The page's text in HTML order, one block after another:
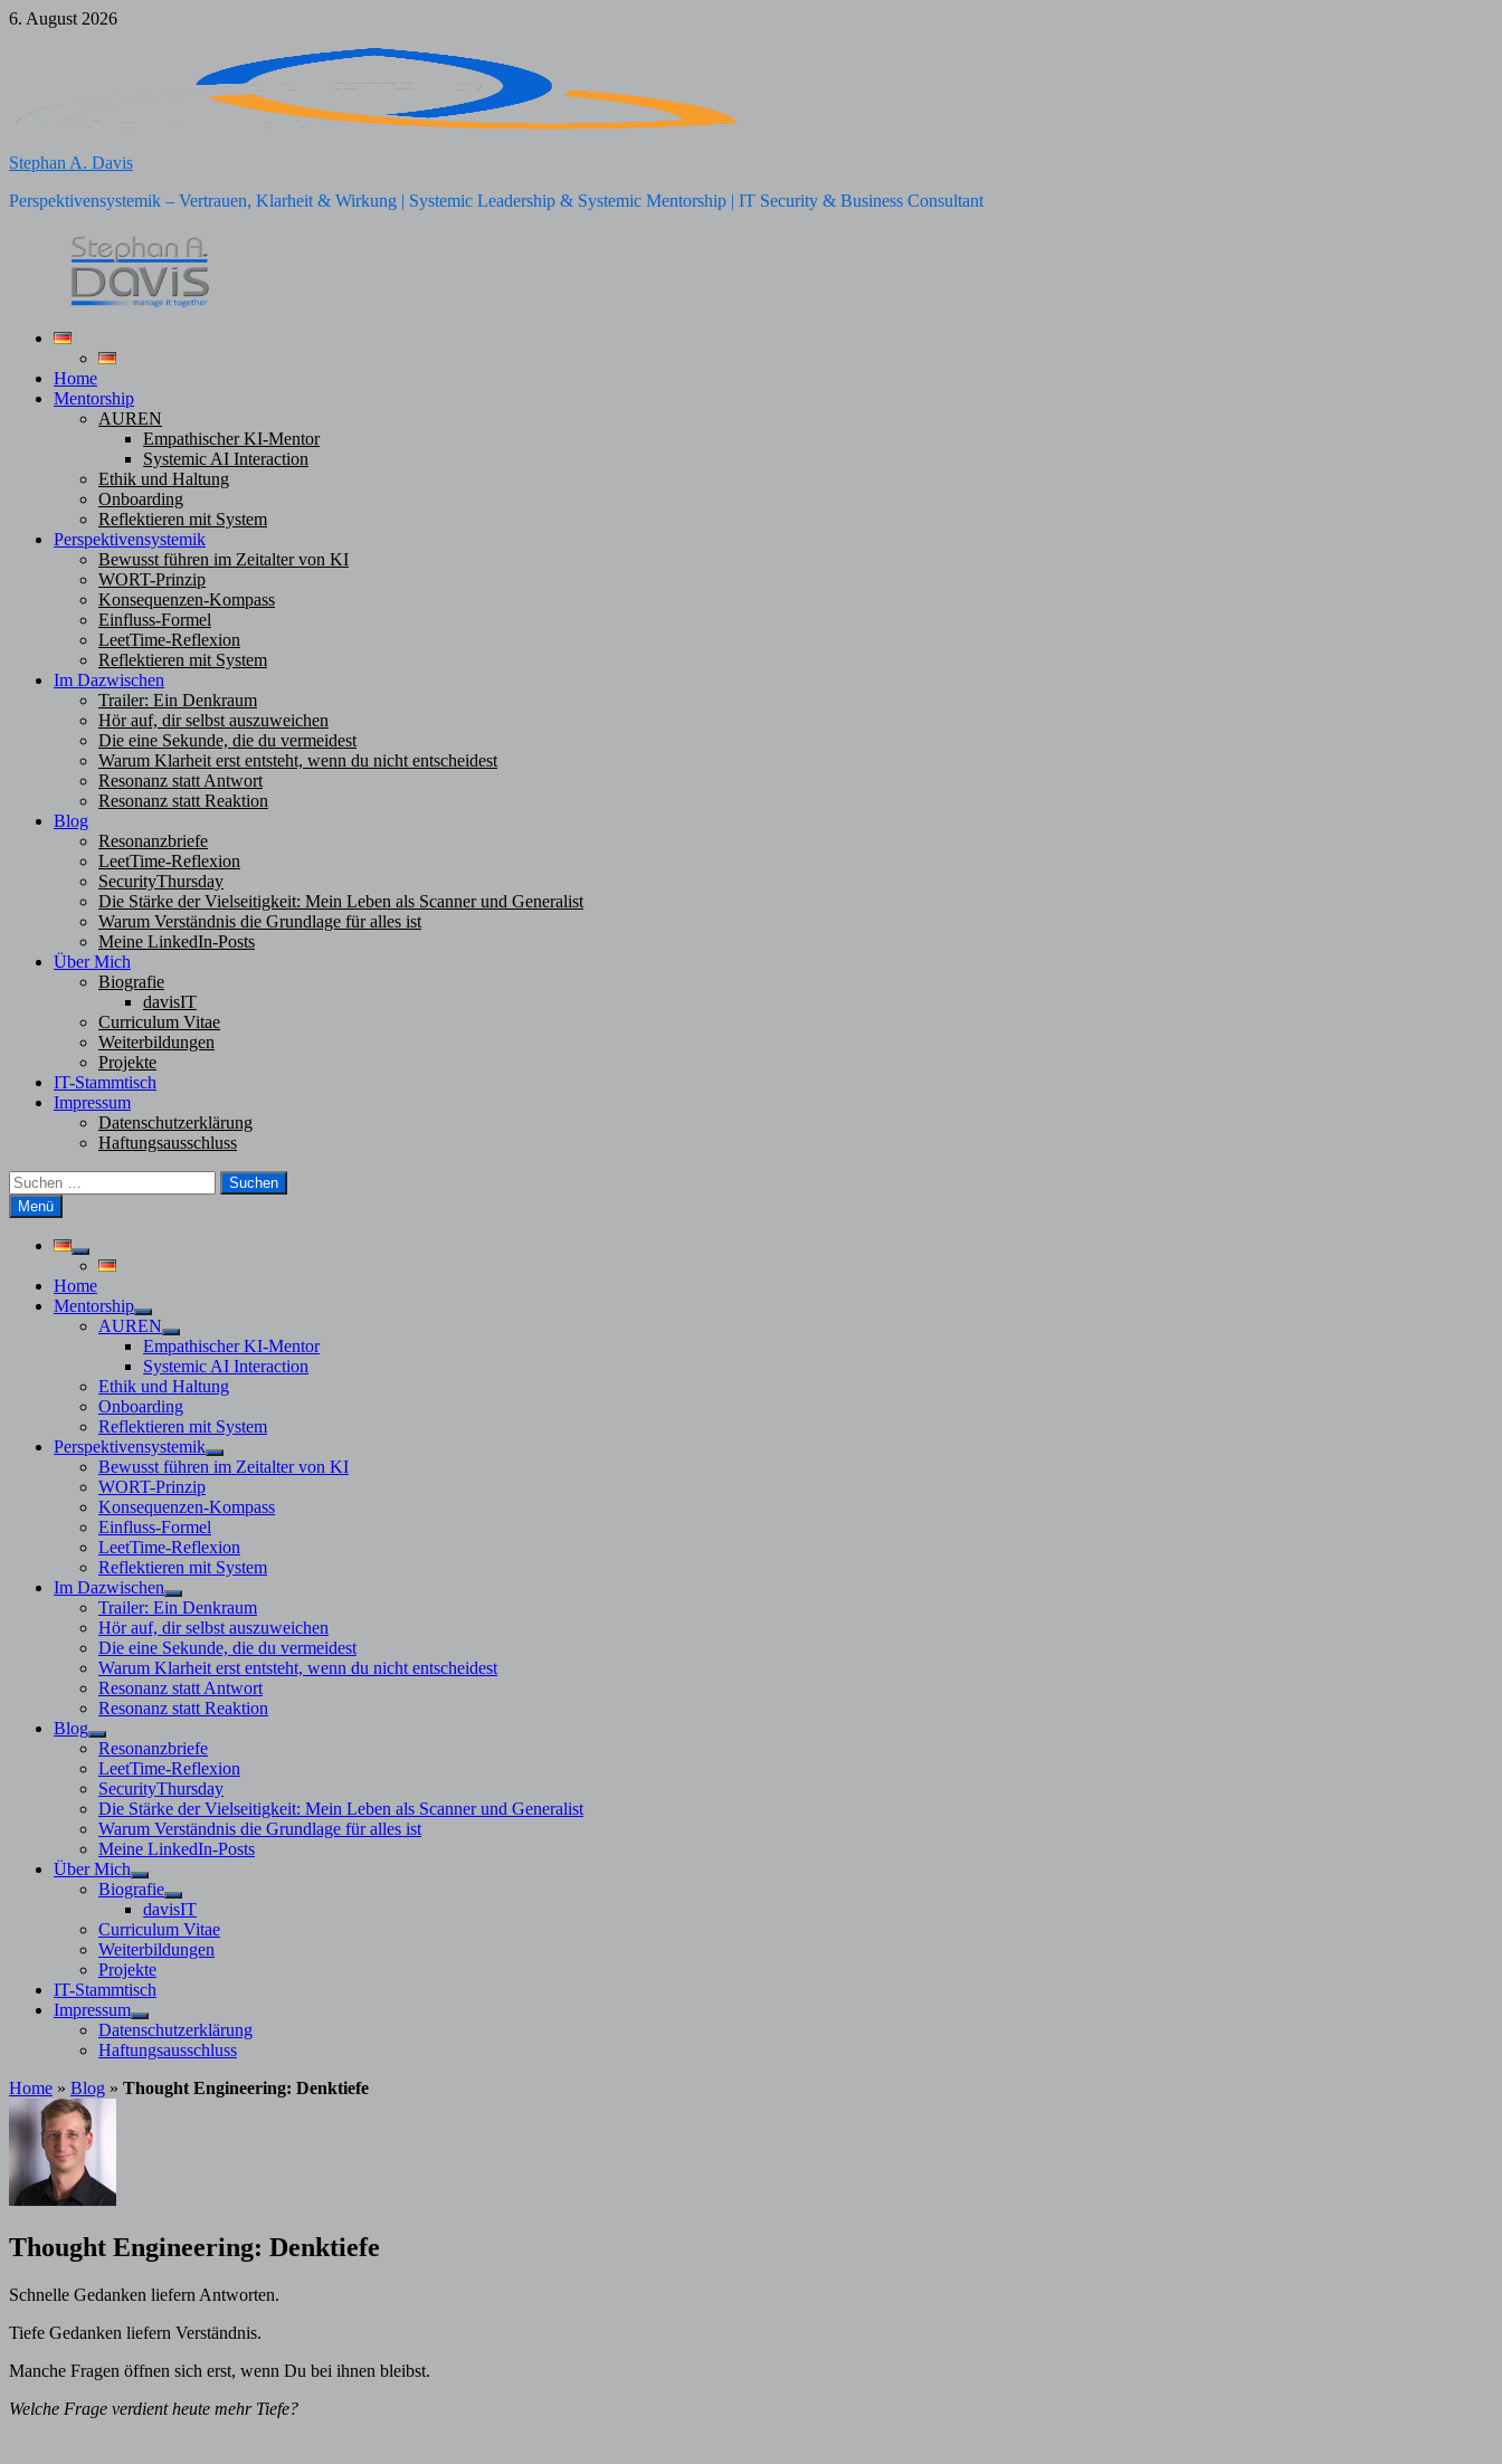
Zum
6. August 2026
Stephan A. Davis
Perspektivensystemik – Vertrauen, Klarheit & Wirkung | Systemic Leadership & Systemic Mentorship | IT Security & Business Consultant
Home
Mentorship
AUREN
Empathischer KI-Mentor
Systemic AI Interaction
Ethik und Haltung
Onboarding
Reflektieren mit System
Perspektivensystemik
Bewusst führen im Zeitalter von KI
WORT-Prinzip
Konsequenzen-Kompass
Einfluss-Formel
LeetTime-Reflexion
Reflektieren mit System
Im Dazwischen
Trailer: Ein Denkraum
Hör auf, dir selbst auszuweichen
Die eine Sekunde, die du vermeidest
Warum Klarheit erst entsteht, wenn du nicht entscheidest
Resonanz statt Antwort
Resonanz statt Reaktion
Blog
Resonanzbriefe
LeetTime-Reflexion
SecurityThursday
Die Stärke der Vielseitigkeit: Mein Leben als Scanner und Generalist
Warum Verständnis die Grundlage für alles ist
Meine LinkedIn-Posts
Über Mich
Biografie
davisIT
Curriculum Vitae
Weiterbildungen
Projekte
IT-Stammtisch
Impressum
Datenschutzerklärung
Haftungsausschluss
Suchen
nach:
Menü
Untermenü
anzeigen
Home
Mentorship
Untermenü
anzeigen
AUREN
Untermenü
anzeigen
Empathischer KI-Mentor
Systemic AI Interaction
Ethik und Haltung
Onboarding
Reflektieren mit System
Perspektivensystemik
Untermenü
anzeigen
Bewusst führen im Zeitalter von KI
WORT-Prinzip
Konsequenzen-Kompass
Einfluss-Formel
LeetTime-Reflexion
Reflektieren mit System
Im Dazwischen
Untermenü
anzeigen
Trailer: Ein Denkraum
Hör auf, dir selbst auszuweichen
Die eine Sekunde, die du vermeidest
Warum Klarheit erst entsteht, wenn du nicht entscheidest
Resonanz statt Antwort
Resonanz statt Reaktion
Blog
Untermenü
anzeigen
Resonanzbriefe
LeetTime-Reflexion
SecurityThursday
Die Stärke der Vielseitigkeit: Mein Leben als Scanner und Generalist
Warum Verständnis die Grundlage für alles ist
Meine LinkedIn-Posts
Über Mich
Untermenü
anzeigen
Biografie
Untermenü
anzeigen
davisIT
Curriculum Vitae
Weiterbildungen
Projekte
IT-Stammtisch
Impressum
Untermenü
anzeigen
Datenschutzerklärung
Haftungsausschluss
Home » Blog » Thought Engineering: Denktiefe
Thought Engineering: Denktiefe
Schnelle Gedanken liefern Antworten.
Tiefe Gedanken liefern Verständnis.
Manche Fragen öffnen sich erst, wenn Du bei ihnen bleibst.
Welche Frage verdient heute mehr Tiefe?